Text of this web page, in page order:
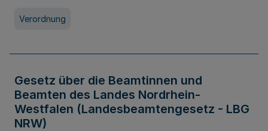
Verordnung
Gesetz über die Beamtinnen und
Beamten des Landes Nordrhein-
Westfalen (Landesbeamtengesetz - LBG
NRW)